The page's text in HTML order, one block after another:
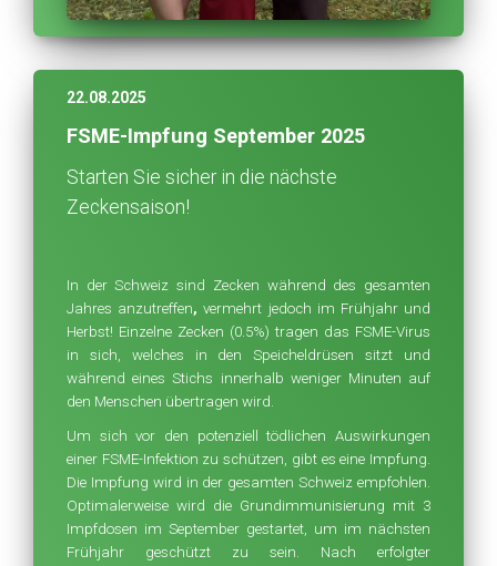
22.08.2025
FSME-Impfung September 2025
Starten Sie sicher in die nächste
Zeckensaison!
In der Schweiz sind Zecken während des gesamten
Jahres anzutreffen,vermehrt jedoch im Frühjahr und
Herbst! Einzelne Zecken (0.5%) tragen das FSME-Virus
in sich, welches in den Speicheldrüsen sitzt und
während eines Stichs innerhalb weniger Minuten auf
den Menschen übertragen wird.
Um sich vor den potenziell tödlichen Auswirkungen
einer FSME-Infektion zu schützen, gibt es eine Impfung.
Die Impfung wird in der gesamten Schweiz empfohlen.
Optimalerweise wird die Grundimmunisierung mit 3
Impfdosen im September gestartet, um im nächsten
Frühjahr geschützt zu sein. Nach erfolgter